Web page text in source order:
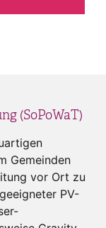
(SoPoWaT)
Gemeinden
vor Ort zu
PV-